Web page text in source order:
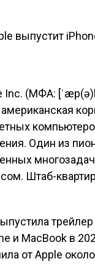
Inc. (МФА:
Один из
Штаб-
и MacBook в
от Apple